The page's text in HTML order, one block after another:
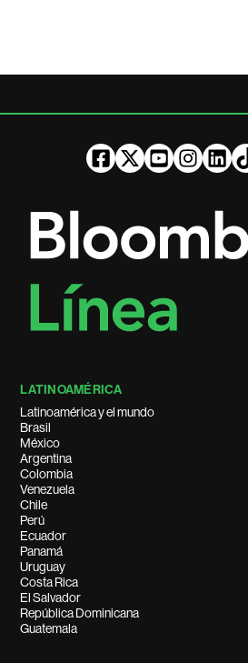
LATINOAMÉRICA
Latinoamérica y el mundo
Brasil
México
Argentina
Colombia
Venezuela
Chile
Perú
Ecuador
Panamá
Uruguay
Costa Rica
El Salvador
República Dominicana
Guatemala